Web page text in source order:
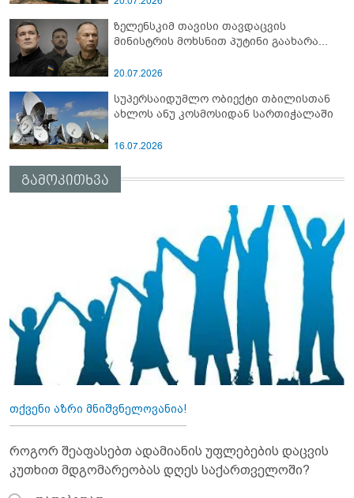
ზელენსკიმ თავისი თავდაცვის
მინისტრის მოხსნით პუტინი გაახარა...
20.07.2026
სუპერსაიდუმლო ობიექტი თბილისთან
ახლოს ანუ კოსმოსიდან სართიჭალაში
16.07.2026
გამოკითხვა
თქვენი აზრი მნიშვნელოვანია!
როგორ შეაფასებთ ადამიანის უფლებების დაცვის
კუთხით მდგომარეობას დღეს საქართველოში?